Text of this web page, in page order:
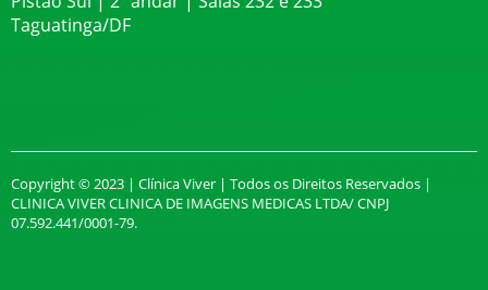
Taguatinga/DF
Copyright © 2023 | Clínica Viver | Todos os Direitos Reservados |
CLINICA VIVER CLINICA DE IMAGENS MEDICAS LTDA/ CNPJ
07.592.441/0001-79.